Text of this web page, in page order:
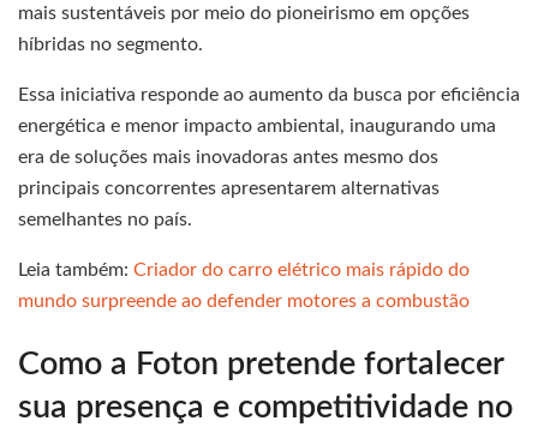
mais sustentáveis por meio do pioneirismo em opções
híbridas no segmento.
Essa iniciativa responde ao aumento da busca por eficiência
energética e menor impacto ambiental, inaugurando uma
era de soluções mais inovadoras antes mesmo dos
principais concorrentes apresentarem alternativas
semelhantes no país.
Leia também: Criador do carro elétrico mais rápido do
mundo surpreende ao defender motores a combustão
Como a Foton pretende fortalecer
sua presença e competitividade no